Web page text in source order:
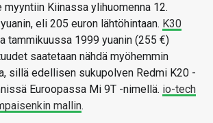
myyntiin Kiinassa ylihuomenna 12.
eli 205 euron lähtöhintaan. K30
tammikuussa 1999 yuanin (255 €)
saatetaan nähdä myöhemmin
sillä edellisen sukupolven Redmi K20 -
Euroopassa Mi 9T -nimellä. io-tech
mallin.